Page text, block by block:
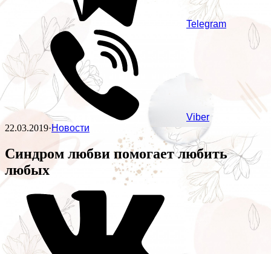
Telegram
Viber
22.03.2019·Новости
Синдром любви помогает любить
любых